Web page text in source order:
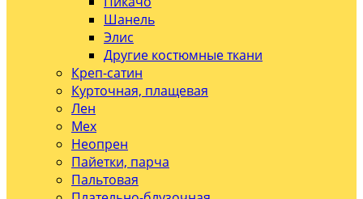
Шанель
Элис
Другие костюмные ткани
Креп-сатин
Курточная, плащевая
Лен
Мех
Неопрен
Пайетки, парча
Пальтовая